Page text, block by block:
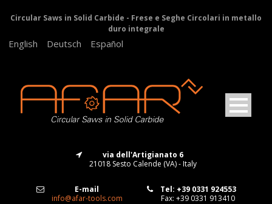
Circular Saws in Solid Carbide - Frese e Seghe Circolari in metallo
duro integrale
English Deutsch Español
via dell'Artigianato 6
21018 Sesto Calende (VA) - Italy
E-mail
info@afar-tools.com
Tel: +39 0331 924553
Fax: +39 0331 913410